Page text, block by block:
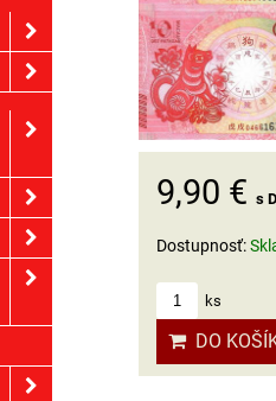
9,90 € s
Dostupnosť:
ks
DO